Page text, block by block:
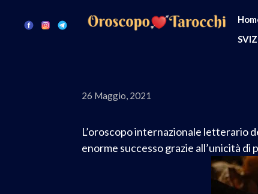
26 Maggio, 2021
L’oroscopo internazionale letterario
enorme successo grazie all’unicità